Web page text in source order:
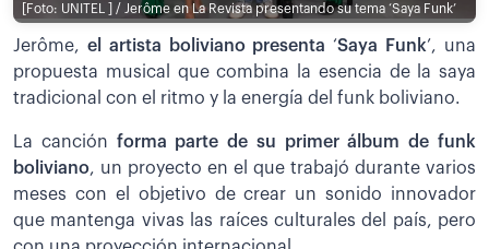
[Foto: UNITEL ] / Jerôme en La Revista presentando su tema ‘Saya Funk’
Jerôme, el artista boliviano presenta ‘Saya Funk’, una
propuesta musical que combina la esencia de la saya
tradicional con el ritmo y la energía del funk boliviano.
La canción forma parte de su primer álbum de funk
boliviano, un proyecto en el que trabajó durante varios
meses con el objetivo de crear un sonido innovador
que mantenga vivas las raíces culturales del país, pero